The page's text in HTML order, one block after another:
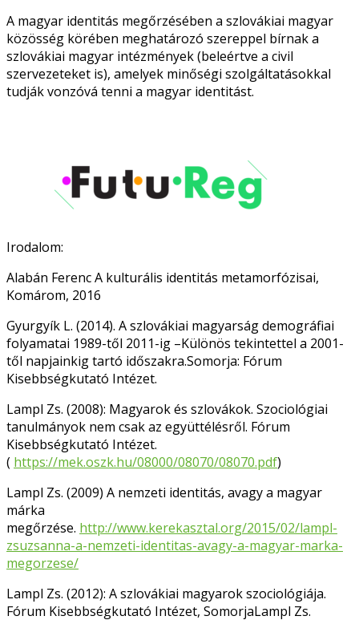
A magyar identitás megőrzésében a szlovákiai magyar
közösség körében meghatározó szereppel bírnak a
szlovákiai magyar intézmények (beleértve a civil
szervezeteket is), amelyek minőségi szolgáltatásokkal
tudják vonzóvá tenni a magyar identitást.
Irodalom:
Alabán Ferenc A kulturális identitás metamorfózisai,
Komárom, 2016
Gyurgyík L. (2014). A szlovákiai magyarság demográfiai
folyamatai 1989-től 2011-ig –Különös tekintettel a 2001-
től napjainkig tartó időszakra.Somorja: Fórum
Kisebbségkutató Intézet.
Lampl Zs. (2008): Magyarok és szlovákok. Szociológiai
tanulmányok nem csak az együttélésről. Fórum
Kisebbségkutató Intézet.
( https://mek.oszk.hu/08000/08070/08070.pdf)
Lampl Zs. (2009) A nemzeti identitás, avagy a magyar
márka
megőrzése. http://www.kerekasztal.org/2015/02/lampl-
zsuzsanna-a-nemzeti-identitas-avagy-a-magyar-marka-
megorzese/
Lampl Zs. (2012): A szlovákiai magyarok szociológiája.
Fórum Kisebbségkutató Intézet, SomorjaLampl Zs.